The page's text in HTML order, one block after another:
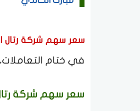
سعر سهم شركة رتال
في ختام
سعر سهم شركة رتال